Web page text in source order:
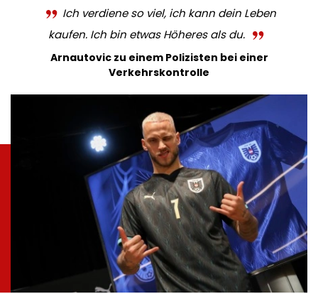
Ich verdiene so viel, ich kann dein Leben
kaufen. Ich bin etwas Höheres als du.
Arnautovic zu einem Polizisten bei einer
Verkehrskontrolle